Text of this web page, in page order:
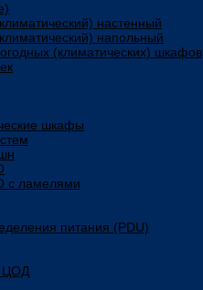
настенный
напольный
(климатических) шкафов
шкафы
с ламелями
питания (PDU)
ЦОД